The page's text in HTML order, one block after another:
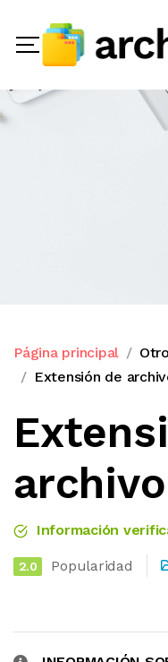
Página principal
Extensión de
Información
2.0 Popularidad